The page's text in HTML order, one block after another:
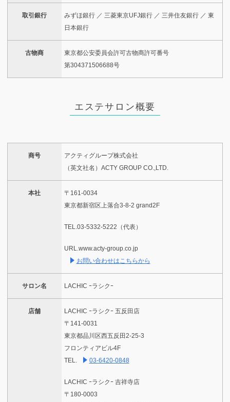
取引銀行
みずほ銀行 ／ 三菱東京UFJ銀行 ／ 三井住友銀行 ／ 東
日本銀行
古物商
東京都公安委員会許可古物商許可番号
第304371506688号
エステサロン概要
商号
アクティグループ株式会社
（英文社名）ACTY GROUP CO.,LTD.
本社
〒161-0034
東京都新宿区上落合3-8-2 grand2F
TEL.03-5332-5222（代表）
URL.www.acty-group.co.jp
お問い合わせはこちらから
サロン名 LACHIC ｰラシクｰ
店舗
LACHIC ｰラシクｰ 五反田店
〒141-0031
東京都品川区西五反田2-25-3
フロンティアビル4F
TEL.
03-6420-0848
LACHIC ｰラシクｰ 吉祥寺店
〒180-0003